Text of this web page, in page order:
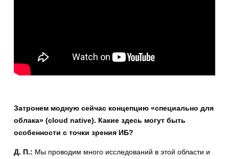
Затронем модную сейчас концепцию «специально для
облака» (cloud native). Какие здесь могут быть
особенности с точки зрения ИБ?
Д. П.: Мы проводим много исследований в этой области и